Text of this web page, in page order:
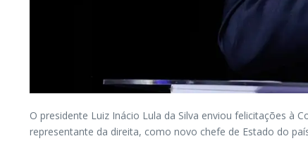
O presidente Luiz Inácio Lula da Silva enviou felicitações à
representante da direita, como novo chefe de Estado do